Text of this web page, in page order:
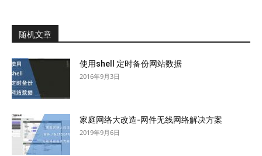
随机文章
使用shell 定时备份网站数据
2016年9月3日
家庭网络大改造-网件无线网络解决方案
2019年9月6日